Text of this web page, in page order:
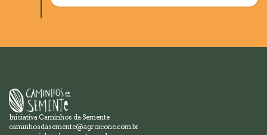
Iniciativa Caminhos da Semente
caminhosdasemente@agroicone.com.br